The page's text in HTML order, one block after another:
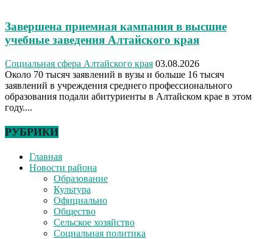
Завершена приемная кампания в высшие
учебные заведения Алтайского края
Социальная сфера Алтайского края 03.08.2026
Около 70 тысяч заявлений в вузы и больше 16 тысяч
заявлений в учреждения среднего профессионального
образования подали абитуриенты в Алтайском крае в этом
году....
РУБРИКИ
Главная
Новости района
Образование
Культура
Официально
Общество
Сельское хозяйство
Социальная политика